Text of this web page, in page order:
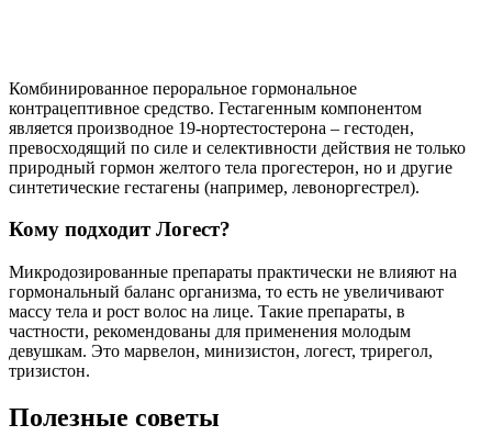
Комбинированное пероральное гормональное
контрацептивное средство. Гестагенным компонентом
является производное 19-нортестостерона – гестоден,
превосходящий по силе и селективности действия не только
природный гормон желтого тела прогестерон, но и другие
синтетические гестагены (например, левоноргестрел).
Кому подходит Логест?
Микродозированные препараты практически не влияют на
гормональный баланс организма, то есть не увеличивают
массу тела и рост волос на лице. Такие препараты, в
частности, рекомендованы для применения молодым
девушкам. Это марвелон, минизистон, логест, трирегол,
тризистон.
Полезные советы